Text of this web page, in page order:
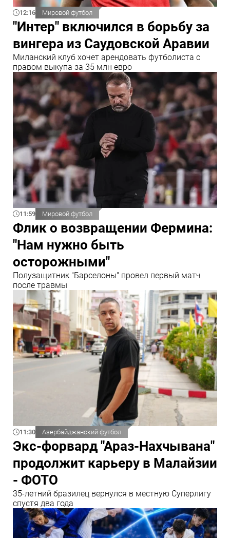
12:16 Мировой футбол
"Интер" включился в борьбу за
вингера из Саудовской Аравии
Миланский клуб хочет арендовать футболиста с
правом выкупа за 35 млн евро
11:59 Мировой футбол
Флик о возвращении Фермина:
"Нам нужно быть
осторожными"
Полузащитник "Барселоны" провел первый матч
после травмы
11:30 Азербайджанский футбол
Экс-форвард "Араз-Нахчывана"
продолжит карьеру в Малайзии
- ФОТО
35-летний бразилец вернулся в местную Суперлигу
спустя два года